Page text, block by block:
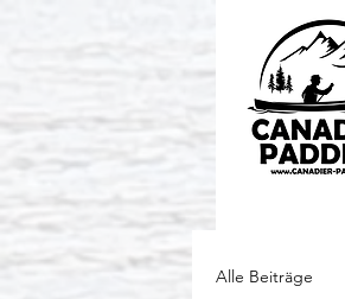
Alle Beiträge